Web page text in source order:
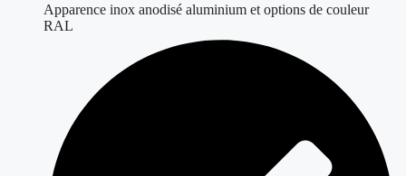
Apparence inox anodisé aluminium et options de couleur
RAL